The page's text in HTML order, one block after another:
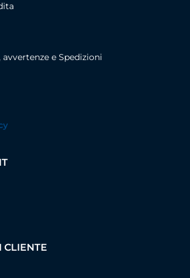
e Spedizioni
CLIENTE